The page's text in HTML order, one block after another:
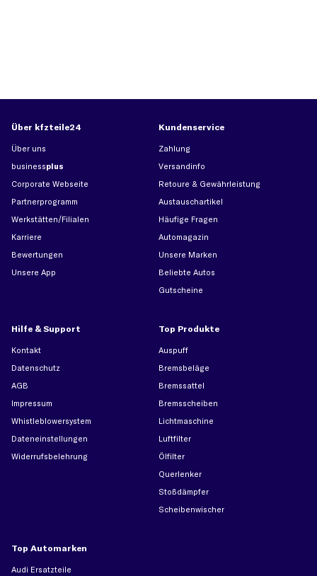
Über kfzteile24
Über uns
businessplus
Corporate Webseite
Partnerprogramm
Werkstätten/Filialen
Karriere
Bewertungen
Unsere App
Kundenservice
Zahlung
Versandinfo
Retoure & Gewährleistung
Austauschartikel
Häufige Fragen
Automagazin
Unsere Marken
Beliebte Autos
Gutscheine
Hilfe & Support
Kontakt
Datenschutz
AGB
Impressum
Whistleblowersystem
Dateneinstellungen
Widerrufsbelehrung
Top Produkte
Auspuff
Bremsbeläge
Bremssattel
Bremsscheiben
Lichtmaschine
Luftfilter
Ölfilter
Querlenker
Stoßdämpfer
Scheibenwischer
Top Automarken
Audi Ersatzteile